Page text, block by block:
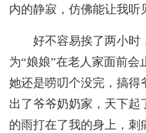
内的静寂，仿佛能让我听
好不容易挨了两小时
为“娘娘”在老人家面前会
她还是唠叨个没完，搞得
出了爷爷奶奶家，天下起
的雨打在了我的身上，刺